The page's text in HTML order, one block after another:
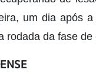
um dia após
rodada da fase